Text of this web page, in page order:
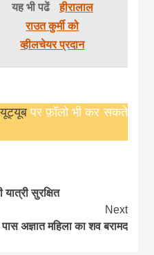
यह भी पढें
हीरालाल
राउत कुर्मी को
व्हीलचेयर प्रदान
यूट्यूबपर फ़ॉलो भी कर सकते
सुरक्षित
Next
पास अज्ञात महिला का शव बरामद